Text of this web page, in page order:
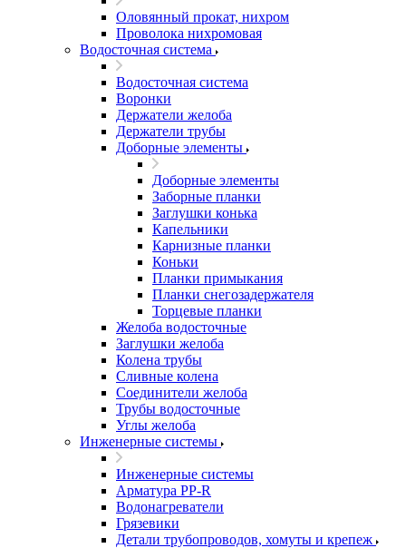
Оловянный прокат, нихром
Проволока нихромовая
Водосточная система
Водосточная система
Воронки
Держатели желоба
Держатели трубы
Доборные элементы
Доборные элементы
Заборные планки
Заглушки конька
Капельники
Карнизные планки
Коньки
Планки примыкания
Планки снегозадержателя
Торцевые планки
Желоба водосточные
Заглушки желоба
Колена трубы
Сливные колена
Соединители желоба
Трубы водосточные
Углы желоба
Инженерные системы
Инженерные системы
Арматура PP-R
Водонагреватели
Грязевики
Детали трубопроводов, хомуты и крепеж